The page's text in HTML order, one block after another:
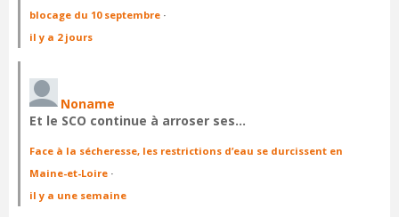
blocage du 10 septembre ·
il y a 2 jours
Noname
Et le SCO continue à arroser ses…
Face à la sécheresse, les restrictions d’eau se durcissent en
Maine-et-Loire ·
il y a une semaine